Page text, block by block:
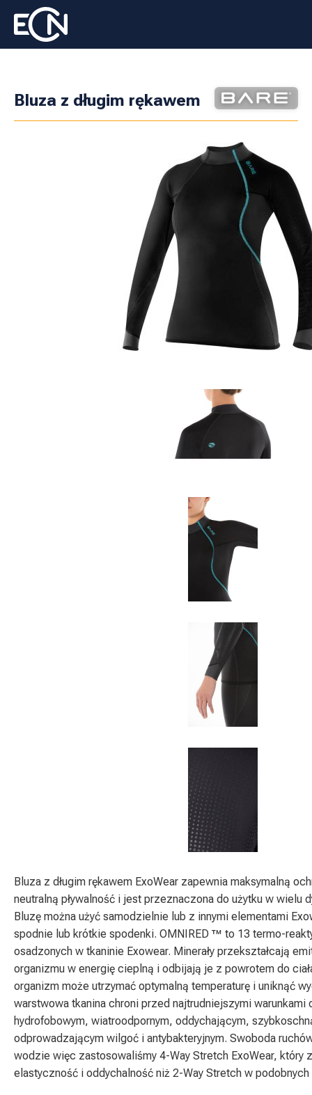
Bluza z długim rękawem
Bluza z długim rękawem ExoWear zapewnia maksymalną
neutralną pływalność i jest przeznaczona do użytku w wielu
Bluzę można użyć samodzielnie lub z innymi elementami
spodnie lub krótkie spodenki. OMNIRED ™ to 13 termo-
osadzonych w tkaninie Exowear. Minerały przekształcają
organizmu w energię cieplną i odbijają je z powrotem do
organizm może utrzymać optymalną temperaturę i uniknąć
warstwowa tkanina chroni przed najtrudniejszymi warunkami
hydrofobowym, wiatroodpornym, oddychającym,
odprowadzającym wilgoć i antybakteryjnym. Swoboda
wodzie więc zastosowaliśmy 4-Way Stretch ExoWear, który
elastyczność i oddychalność niż 2-Way Stretch w